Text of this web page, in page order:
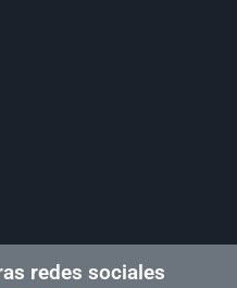
redes sociales